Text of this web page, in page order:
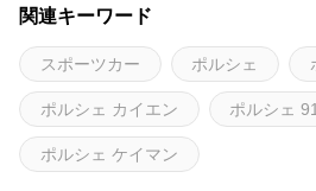
関連キーワード
スポーツカー ポルシェ
ポルシェ カイエン ポルシェ
ポルシェ ケイマン